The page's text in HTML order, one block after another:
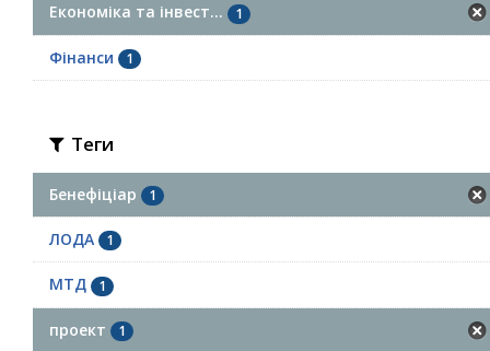
Економіка та інвест... 1
Фінанси 1
Теги
Бенефіціар 1
ЛОДА 1
МТД 1
проект 1